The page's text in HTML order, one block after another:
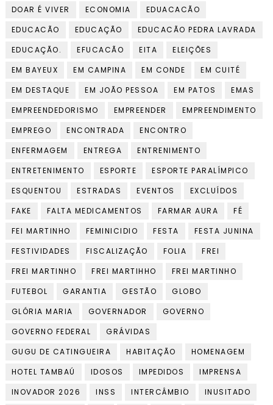
DOAR É VIVER
ECONOMIA
EDUACACÃO
EDUCACÃO
EDUCAÇÃO
EDUCACÃO PEDRA LAVRADA
EDUCAÇÃO.
EFUCACÃO EITA
ELEIÇÕES
EM BAYEUX
EM CAMPINA EM CONDE
EM CUITÉ
EM DESTAQUE
EM JOÃO PESSOA EM PATOS
EMAS
EMPREENDEDORISMO
EMPREENDER
EMPREENDIMENTO
EMPREGO
ENCONTRADA
ENCONTRO
ENFERMAGEM
ENTREGA
ENTRENIMENTO
ENTRETENIMENTO
ESPORTE
ESPORTE PARALÍMPICO
ESQUENTOU
ESTRADAS EVENTOS
EXCLUÍDOS
FAKE
FALTA MEDICAMENTOS FARMAR AURA
FÉ
FEI MARTINHO
FEMINICIDIO FESTA
FESTA JUNINA
FESTIVIDADES
FISCALIZAÇÃO FOLIA
FREI
FREI MARTINHO
FREI MARTIHHO
FREI MARTINHO
FUTEBOL
GARANTIA GESTÃO
GLOBO
GLÓRIA MARIA
GOVERNADOR
GOVERNO
GOVERNO FEDERAL
GRÁVIDAS
GUGU DE CATINGUEIRA
HABITAÇÃO
HOMENAGEM
HOTEL TAMBAÚ
IDOSOS IMPEDIDOS
IMPRENSA
INOVADOR 2026
INSS INTERCÂMBIO
INUSITADO